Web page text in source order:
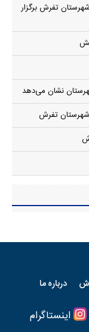
تفرش برگزار
نشان می‌دهد
شهرستان تفرش
درباره ما
اینستاگرام